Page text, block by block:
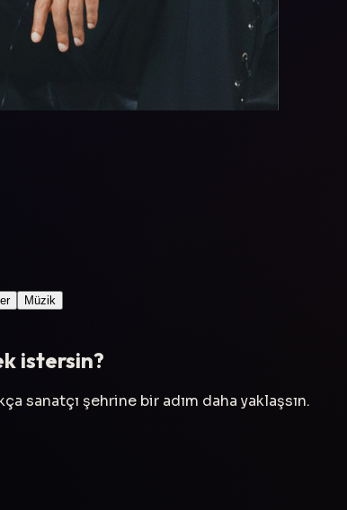
Müzik
istersin?
sanatçı şehrine bir adım daha yaklaşsın.